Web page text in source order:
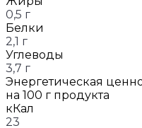
0,5 г
Белки
2,1 г
Углеводы
3,7 г
Энергетическая
на 100 г продукта
кКал
23